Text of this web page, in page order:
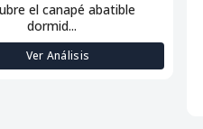
el canapé abatible
dormid...
Ver Análisis